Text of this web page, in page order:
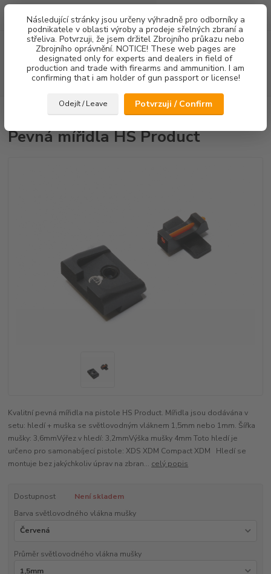
Následující stránky jsou určeny výhradně pro odborníky a
podnikatele v oblasti výroby a prodeje sřelných zbraní a
střeliva. Potvrzuji, že jsem držitel Zbrojního průkazu nebo
Zbrojního oprávnění. NOTICE! These web pages are
designated only for experts and dealers in field of
production and trade with firearms and ammunition. I am
confirming that i am holder of gun passport or license!
Odejít / Leave Potvrzuji / Confirm
Menu
Hledat
za0,00 Kč
Pevná mířidla HS Product
Pevná mířidla HS Product
Kvalitní pevná mířidla na pistole HS Product. Mířidla jsou dodávána v
setu: hledí + muška se světlovodným vláknem 1,5mm nebo 1mm. Šířka
mušky: 3,6mmVýřez v hledí: 3,2mmVýška mušky 4mm Toto hledí je
určeno pro samonabíjecí pistole: XDS XDM Compact XDM Hledí se
montuje bez jakýchkoliv úprav na zbran... celý popis
Dostupnost
Není skladem
Barva světlovodného vlákna mušky
Průměr světlovodného vlákna mušky